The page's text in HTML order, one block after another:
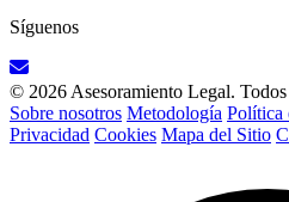
Síguenos
© 2026 Asesoramiento Legal. Todos
Sobre nosotros Metodología Política
Privacidad Cookies Mapa del Sitio